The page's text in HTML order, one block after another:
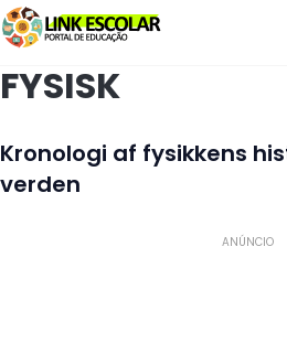
Link
FYSISK
Kronologi af fysikkens
verden
ANÚNCIO